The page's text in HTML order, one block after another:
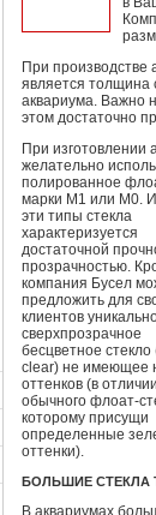
При производстве
является толщина
аквариума. Важно
этом достаточно
При изготовлении
желательно
полированное
марки М1 или М0.
эти типы стекла
характеризуется
достаточной
прозрачностью.
компания Бусел
предложить для
клиентов
сверхпрозрачное
бесцветное стекло
clear) не имеющее
оттенков (в
обычного флоат-
которому присущи
определенные
оттенки).
БОЛЬШИЕ СТЕКЛА
В аквариумах